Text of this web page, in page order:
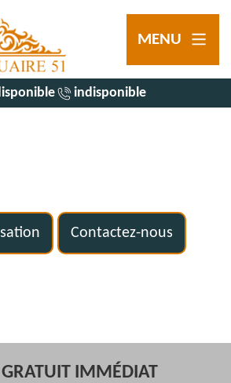
MENU
indisponible
Contactez-nous
GRATUIT IMMÉDIAT